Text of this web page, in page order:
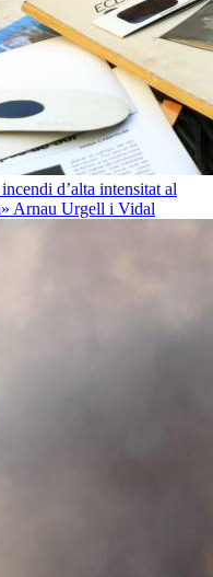
d’alta intensitat al
Arnau Urgell i Vidal